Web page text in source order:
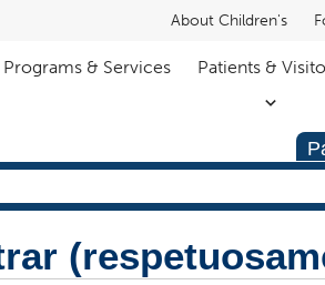
About Children's
Programs & Services Patients &